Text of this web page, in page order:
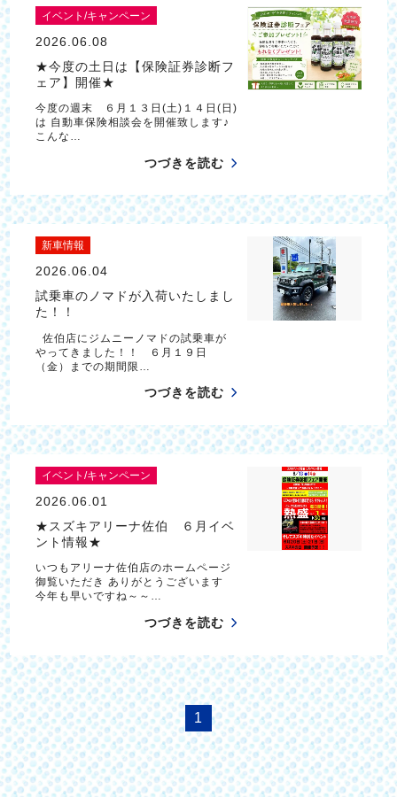
イベント/キャンペーン
2026.06.08
★今度の土日は【保険証券診断フ
ェア】開催★
今度の週末 ６月１３日(土)１４日(日)
は 自動車保険相談会を開催致します♪
こんな…
つづきを読む
新車情報
2026.06.04
試乗車のノマドが入荷いたしまし
た！！
佐伯店にジムニーノマドの試乗車が
やってきました！！ ６月１９日
（金）までの期間限…
つづきを読む
イベント/キャンペーン
2026.06.01
★スズキアリーナ佐伯 ６月イベ
ント情報★
いつもアリーナ佐伯店のホームページ
御覧いただき ありがとうございます
今年も早いですね～～…
つづきを読む
1